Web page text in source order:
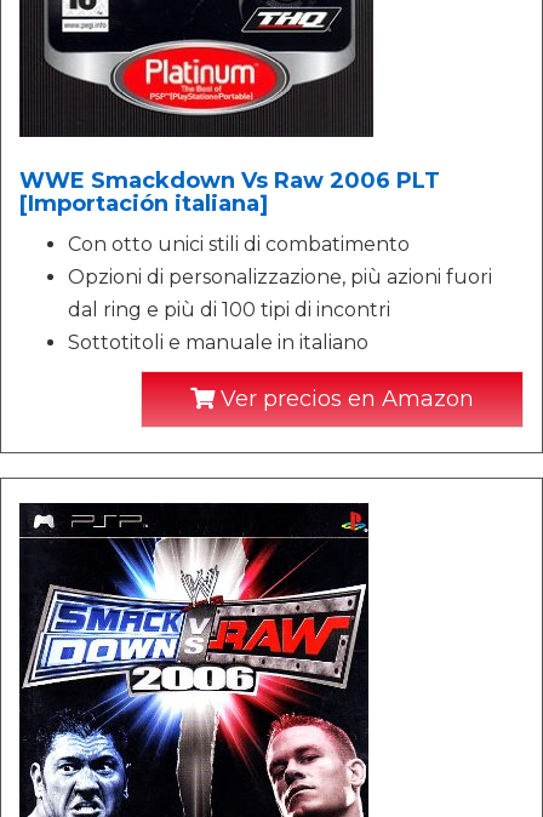
WWE Smackdown Vs Raw 2006 PLT
[Importación italiana]
Con otto unici stili di combatimento
Opzioni di personalizzazione, più azioni fuori
dal ring e più di 100 tipi di incontri
Sottotitoli e manuale in italiano
Ver precios en Amazon